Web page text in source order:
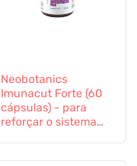
Neobotanics
Imunacut Forte (60
cápsulas) - para
reforçar o sistema